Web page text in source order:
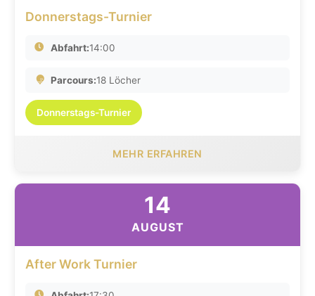
Donnerstags-Turnier
Abfahrt:14:00
Parcours:18 Löcher
Donnerstags-Turnier
MEHR ERFAHREN
14
AUGUST
After Work Turnier